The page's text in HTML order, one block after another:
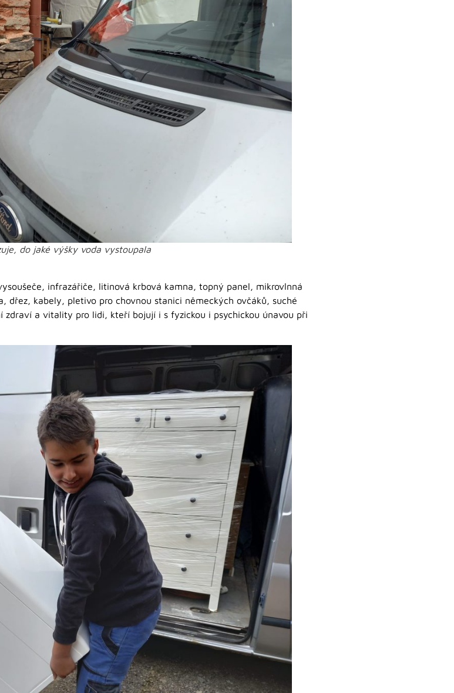
do jaké výšky voda vystoupala
infrazářiče, litinová krbová kamna, topný panel, mikrovlnná
dřez, kabely, pletivo pro chovnou stanici německých ovčáků, suché
a vitality pro lidi, kteří bojují i s fyzickou i psychickou únavou při